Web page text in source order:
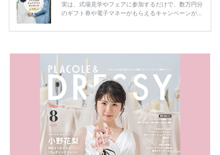
実は、式場見学やフェアに参加するだけで、数万円分
のギフト券や電子マネーがもらえるキャンペーンがあ
ため、比較せずに選ぶと損をしてしまうことも……。
内容：特典金額・条件・応募方法・注意点 「どこが
一番お得？」「プラコレの特典は？」といった疑問も
解決します。 まずは診断で候補を絞れる「ウェディ
ング診断」か、体験型 […]
続きを読む